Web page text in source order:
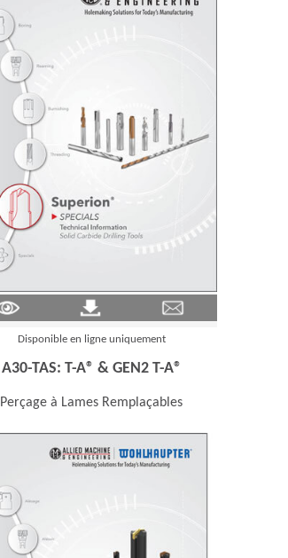
(Opens in a new window)
Disponible en ligne uniquement
A30-TAS: T-A® & GEN2 T-A®
Perçage à Lames Remplaçables